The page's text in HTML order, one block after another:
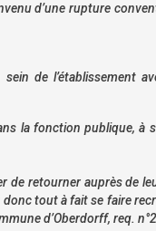
d’une rupture
de l’établissement
la fonction publique, à
de retourner auprès de
tout à fait se faire
d’Oberdorff, req.